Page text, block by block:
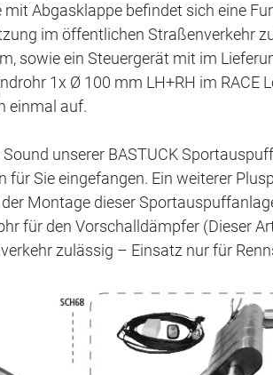
Abgasklappe befindet sich eine
im öffentlichen Straßenverkehr
sowie ein Steuergerät mit im
1x Ø 100 mm LH+RH im RACE
einmal auf.
unserer BASTUCK
für Sie eingefangen. Ein weiterer
der Montage dieser
für den Vorschalldämpfer (Dieser
zulässig – Einsatz nur für